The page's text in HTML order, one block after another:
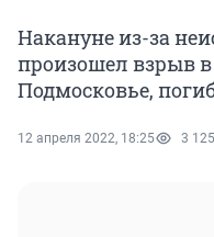
Накануне из-за
произошел взрыв
Подмосковье,
12 апреля 2022, 18:25 3 125